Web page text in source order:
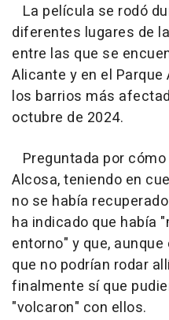
La película se rodó
diferentes lugares de
entre las que se
Alicante y en el
los barrios más
octubre de 2024.
Preguntada por
Alcosa, teniendo en
no se había
ha indicado que había
entorno" y que,
que no podrían rodar
finalmente sí que
"volcaron" con ellos.